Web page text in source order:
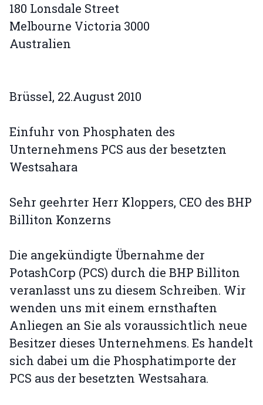
180 Lonsdale Street
Melbourne Victoria 3000
Australien
Brüssel, 22.August 2010
Einfuhr von Phosphaten des
Unternehmens PCS aus der besetzten
Westsahara
Sehr geehrter Herr Kloppers, CEO des BHP
Billiton Konzerns
Die angekündigte Übernahme der
PotashCorp (PCS) durch die BHP Billiton
veranlasst uns zu diesem Schreiben. Wir
wenden uns mit einem ernsthaften
Anliegen an Sie als voraussichtlich neue
Besitzer dieses Unternehmens. Es handelt
sich dabei um die Phosphatimporte der
PCS aus der besetzten Westsahara.